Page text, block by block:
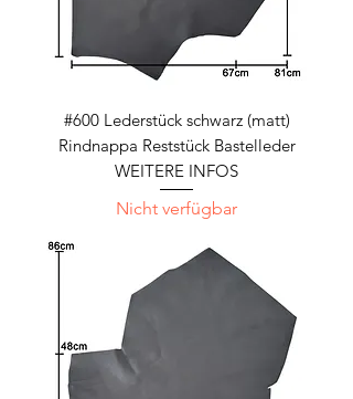
#600 Lederstück schwarz (matt)
Rindnappa Reststück Bastelleder
WEITERE INFOS
Nicht verfügbar